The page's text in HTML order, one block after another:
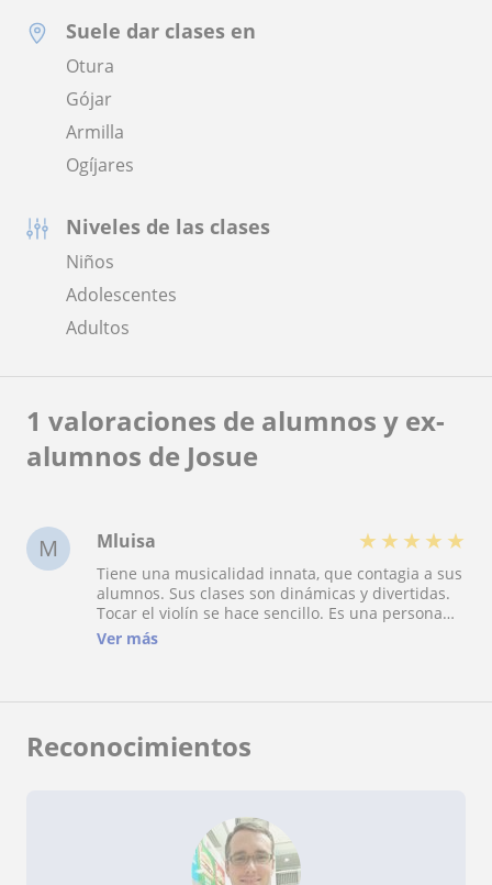
Suele dar clases en
Otura
Gójar
Armilla
Ogíjares
Niveles de las clases
Niños
Adolescentes
Adultos
1 valoraciones de alumnos y ex-
alumnos de Josue
M Mluisa ★ ★ ★ ★ ★
Tiene una musicalidad innata, que contagia a sus
alumnos. Sus clases son dinámicas y divertidas.
Tocar el violín se hace sencillo. Es una persona
comprometida con la enseñanza, puntual y su
Ver más
Reconocimientos